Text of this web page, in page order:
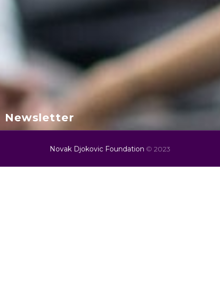
Newsletter
Prijavi se
Novak Djokovic Foundation © 2023